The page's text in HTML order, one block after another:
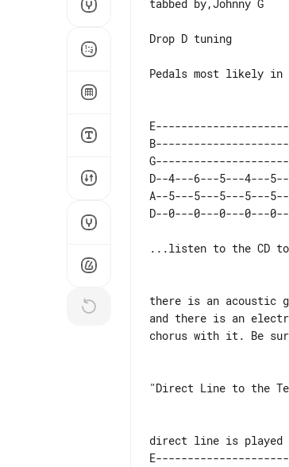
tabbed by,Johnny G
Drop D tuning
Pedals most likely in
D--4---6---5---4---
A--5---5---5---5---
...listen to the CD
there is an acoustic
and there is an
chorus with it. Be
"Direct Line to the